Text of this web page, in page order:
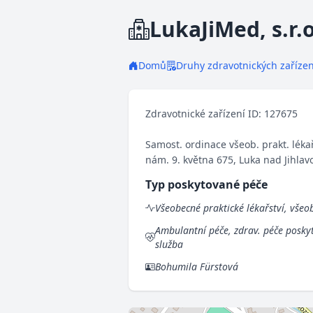
LukaJiMed,
Domů Druhy zdravotnických
Zdravotnické zařízení ID: 127675
Samost. ordinace všeob. prakt.
nám. 9. května 675, Luka nad
Typ poskytované péče
Všeobecné praktické lékařství,
Ambulantní péče, zdrav. péče
služba
Bohumila Fürstová